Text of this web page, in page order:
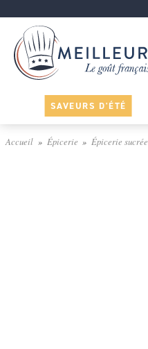
SAVEURS D'ÉTÉ
Accueil Épicerie Épicerie sucrée